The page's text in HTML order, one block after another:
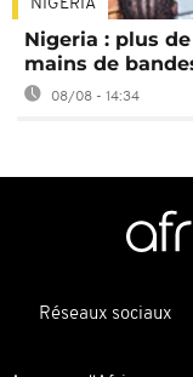
NIGÉRIA
Nigeria : plus
mains de
08/08 - 14:34
Réseaux sociaux